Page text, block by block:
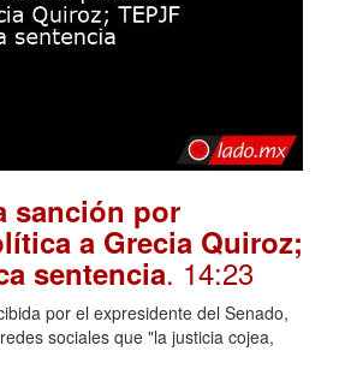
sanción por
a Grecia Quiroz;
sentencia. 14:23
por el expresidente del Senado,
sociales que "la justicia cojea,